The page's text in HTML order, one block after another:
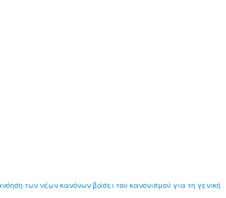
των νέων κανόνων βάσει του κανονισμού για τη γενική